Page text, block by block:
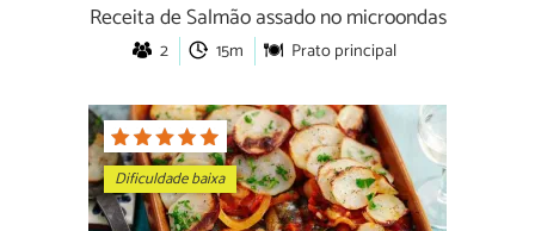
Receita de Salmão assado no microondas
2 15m Prato principal
Dificuldade baixa